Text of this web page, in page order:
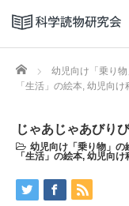
Home 幼児向け「乗り
「生活」の絵本, 幼児向け
じゃあじゃあびり
幼児向け「乗り物」の
「生活」の絵本, 幼児向け